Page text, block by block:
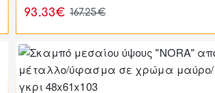
93.33€ 167.25€